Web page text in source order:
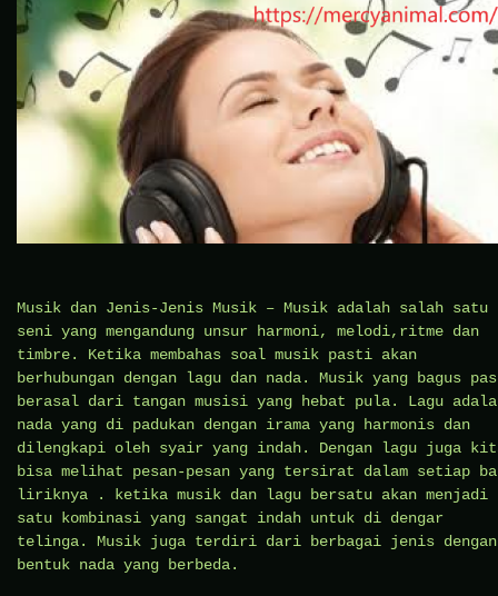
Musik dan Jenis-Jenis Musik – Musik adalah salah satu
seni yang mengandung unsur harmoni, melodi,ritme dan
timbre. Ketika membahas soal musik pasti akan
berhubungan dengan lagu dan nada. Musik yang bagus
berasal dari tangan musisi yang hebat pula. Lagu
nada yang di padukan dengan irama yang harmonis dan
dilengkapi oleh syair yang indah. Dengan lagu juga
bisa melihat pesan-pesan yang tersirat dalam setiap
liriknya . ketika musik dan lagu bersatu akan menjadi
satu kombinasi yang sangat indah untuk di dengar
telinga. Musik juga terdiri dari berbagai jenis dengan
bentuk nada yang berbeda.